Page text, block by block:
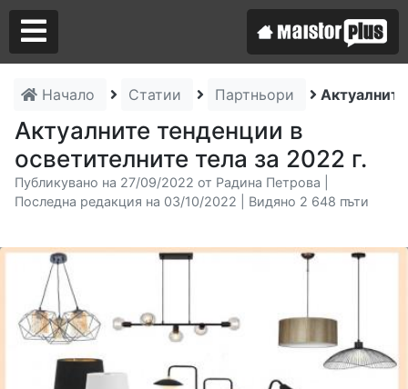
Начало Статии Партньори
Актуалните тенденции в
осветителните тела за 2022 г.
Публикувано на 27/09/2022 от Радина Петрова |
Последна редакция на 03/10/2022 | Видяно 2 648 пъти
Аз съм майстор
Търся майстор